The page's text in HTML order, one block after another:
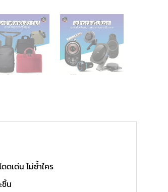
เด่น ไม่ซ้ำใคร
ชิ้น